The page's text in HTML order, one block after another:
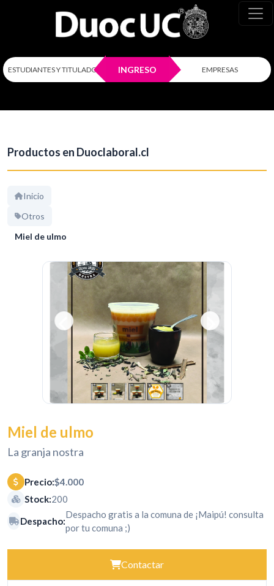
ESTUDIANTES Y TITULADOS INGRESO EMPRESAS
Productos en Duoclaboral.cl
Inicio
Otros
Miel de ulmo
Miel de ulmo
La granja nostra
Precio:$4.000
Stock:200
Despacho:
Despacho gratis a la comuna de ¡Maipú! consulta
por tu comuna ;)
Contactar